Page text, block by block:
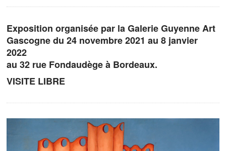
Exposition organisée par la Galerie Guyenne Art
Gascogne du 24 novembre 2021 au 8 janvier
2022
au 32 rue Fondaudège à Bordeaux.
VISITE LIBRE